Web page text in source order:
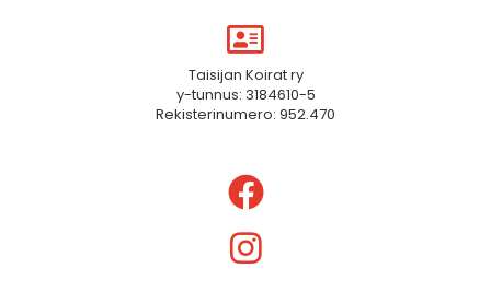
Taisijan Koirat ry
y-tunnus: 3184610-5
Rekisterinumero: 952.470